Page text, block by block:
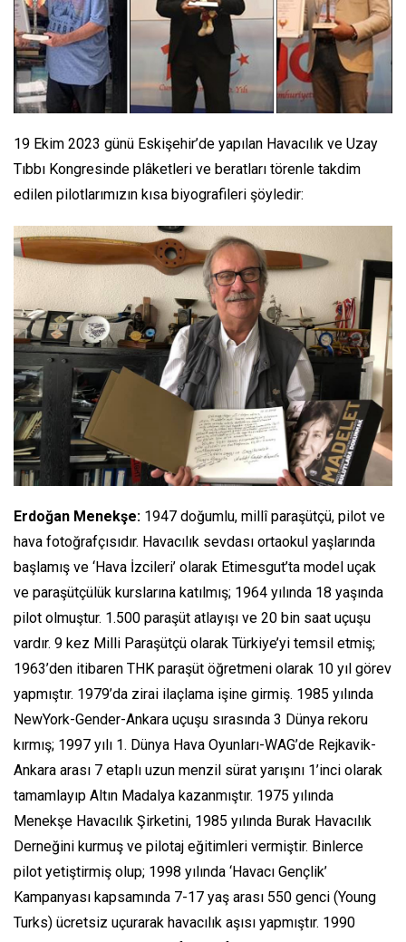
19 Ekim 2023 günü Eskişehir’de yapılan Havacılık ve Uzay
Tıbbı Kongresinde plâketleri ve beratları törenle takdim
edilen pilotlarımızın kısa biyografileri şöyledir:
Erdoğan Menekşe: 1947 doğumlu, millî paraşütçü, pilot ve
hava fotoğrafçısıdır. Havacılık sevdası ortaokul yaşlarında
başlamış ve ‘Hava İzcileri’ olarak Etimesgut’ta model uçak
ve paraşütçülük kurslarına katılmış; 1964 yılında 18 yaşında
pilot olmuştur. 1.500 paraşüt atlayışı ve 20 bin saat uçuşu
vardır. 9 kez Milli Paraşütçü olarak Türkiye’yi temsil etmiş;
1963’den itibaren THK paraşüt öğretmeni olarak 10 yıl görev
yapmıştır. 1979’da zirai ilaçlama işine girmiş. 1985 yılında
NewYork-Gender-Ankara uçuşu sırasında 3 Dünya rekoru
kırmış; 1997 yılı 1. Dünya Hava Oyunları-WAG’de Rejkavik-
Ankara arası 7 etaplı uzun menzil sürat yarışını 1’inci olarak
tamamlayıp Altın Madalya kazanmıştır. 1975 yılında
Menekşe Havacılık Şirketini, 1985 yılında Burak Havacılık
Derneğini kurmuş ve pilotaj eğitimleri vermiştir. Binlerce
pilot yetiştirmiş olup; 1998 yılında ‘Havacı Gençlik’
Kampanyası kapsamında 7-17 yaş arası 550 genci (Young
Turks) ücretsiz uçurarak havacılık aşısı yapmıştır. 1990